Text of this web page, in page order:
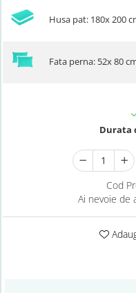
Husa pat: 180x 200
Fata perna: 52x 80
Durata
Cod
Ai nevoie de